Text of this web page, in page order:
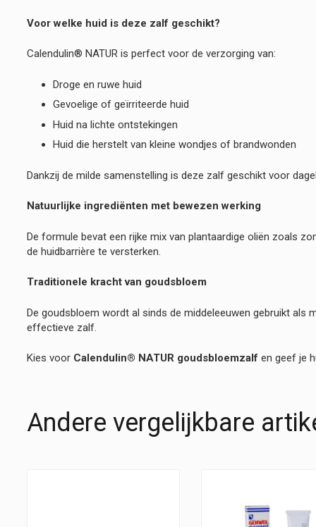
Voor welke huid is deze zalf geschikt?
Calendulin® NATUR is perfect voor de verzorging van:
Droge en ruwe huid
Gevoelige of geïrriteerde huid
Huid na lichte ontstekingen
Huid die herstelt van kleine wondjes of brandwonden
Dankzij de milde samenstelling is deze zalf geschikt voor
Natuurlijke ingrediënten met bewezen werking
De formule bevat een rijke mix van plantaardige oliën zoals
de huidbarrière te versterken.
Traditionele kracht van goudsbloem
De goudsbloem wordt al sinds de middeleeuwen gebruikt als
effectieve zalf.
Kies voor Calendulin® NATUR goudsbloemzalf en geef je
Andere vergelijkbare